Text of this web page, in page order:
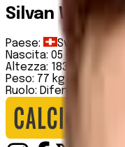
Silvan Widmer
Paese:
Svizzera
Nascita: 05 03 1993
Altezza: 183 cm
Peso: 77 kg
Ruolo: Difensore